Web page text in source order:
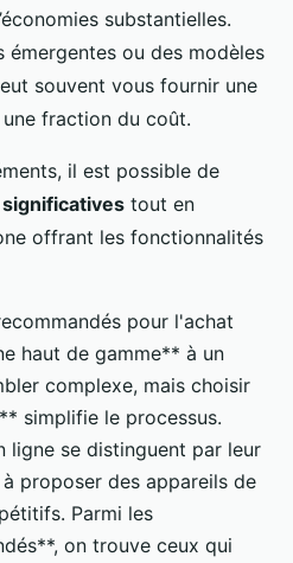
substantielles.
émergentes ou des modèles
souvent vous fournir une
fraction du coût.
il est possible de
tout en
offrant les fonctionnalités
pour l'achat
haut de gamme** à un
complexe, mais choisir
simplifie le processus.
ligne se distinguent par leur
proposer des appareils de
Parmi les
on trouve ceux qui